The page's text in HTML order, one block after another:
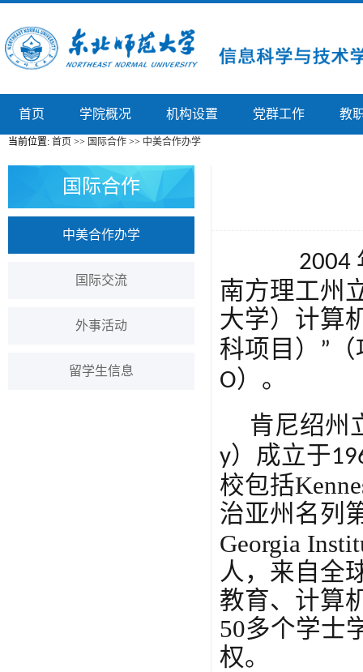
首页 学院概况 机构设置 党群工作 教
当前位置: 首页 >> 国际合作 >> 中美合作办学
国际合作
中美合作办学
国际交流
外事活动
留学生信息
2004
南方理工州
大学） 计算
科项目）
”
O） 。
肯尼绍州
y） 成立于
校包括
治亚州名列
Georgia
人，来自全
教育、计算
50多个学士
权。